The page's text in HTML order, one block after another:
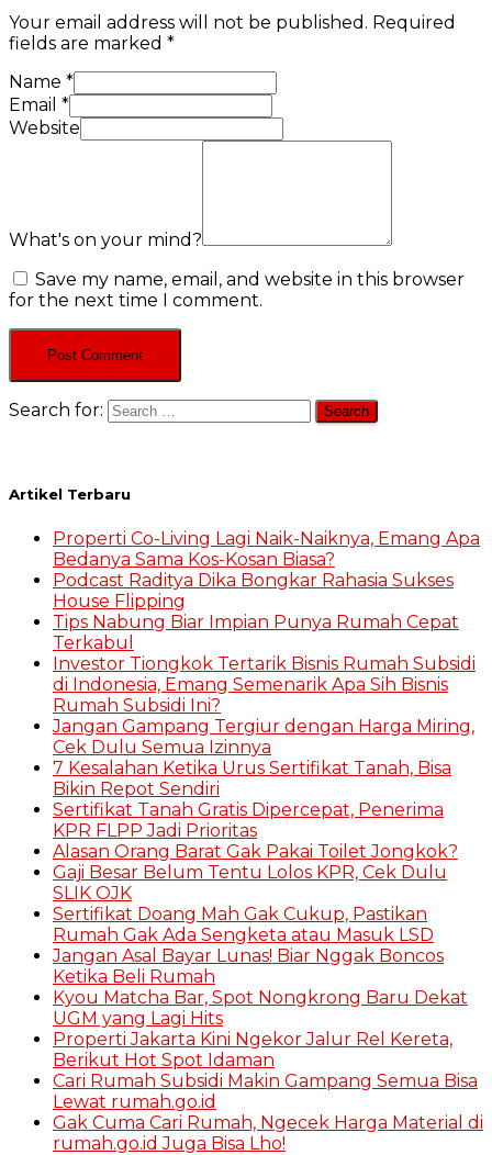
Your email address will not be published. Required
fields are marked *
Name *
Email *
Website
What's on your mind?
Save my name, email, and website in this browser
for the next time I comment.
Search for:
Artikel Terbaru
Properti Co-Living Lagi Naik-Naiknya, Emang Apa
Bedanya Sama Kos-Kosan Biasa?
Podcast Raditya Dika Bongkar Rahasia Sukses
House Flipping
Tips Nabung Biar Impian Punya Rumah Cepat
Terkabul
Investor Tiongkok Tertarik Bisnis Rumah Subsidi
di Indonesia, Emang Semenarik Apa Sih Bisnis
Rumah Subsidi Ini?
Jangan Gampang Tergiur dengan Harga Miring,
Cek Dulu Semua Izinnya
7 Kesalahan Ketika Urus Sertifikat Tanah, Bisa
Bikin Repot Sendiri
Sertifikat Tanah Gratis Dipercepat, Penerima
KPR FLPP Jadi Prioritas
Alasan Orang Barat Gak Pakai Toilet Jongkok?
Gaji Besar Belum Tentu Lolos KPR, Cek Dulu
SLIK OJK
Sertifikat Doang Mah Gak Cukup, Pastikan
Rumah Gak Ada Sengketa atau Masuk LSD
Jangan Asal Bayar Lunas! Biar Nggak Boncos
Ketika Beli Rumah
Kyou Matcha Bar, Spot Nongkrong Baru Dekat
UGM yang Lagi Hits
Properti Jakarta Kini Ngekor Jalur Rel Kereta,
Berikut Hot Spot Idaman
Cari Rumah Subsidi Makin Gampang Semua Bisa
Lewat rumah.go.id
Gak Cuma Cari Rumah, Ngecek Harga Material di
rumah.go.id Juga Bisa Lho!